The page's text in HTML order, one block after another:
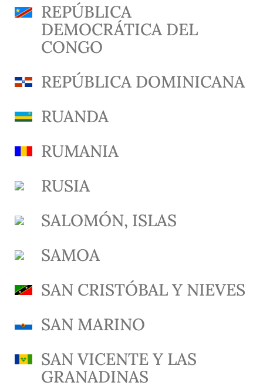
REPÚBLICA
DEMOCRÁTICA DEL
CONGO
REPÚBLICA DOMINICANA
RUANDA
RUMANIA
RUSIA
SALOMÓN, ISLAS
SAMOA
SAN CRISTÓBAL Y NIEVES
SAN MARINO
SAN VICENTE Y LAS
GRANADINAS